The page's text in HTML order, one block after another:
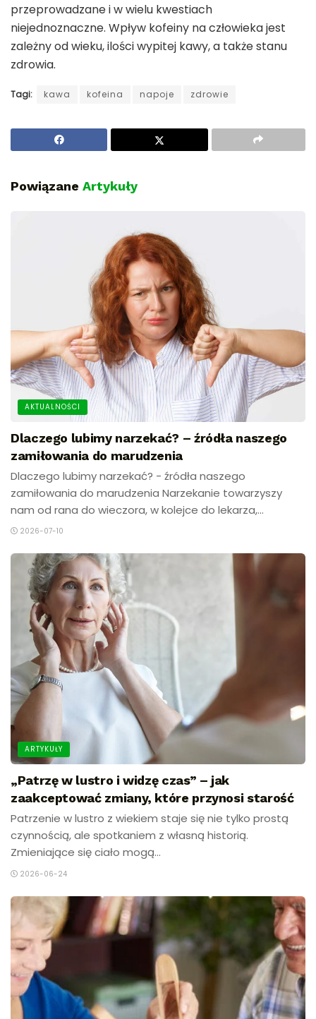
przeprowadzane i w wielu kwestiach
niejednoznaczne. Wpływ kofeiny na człowieka jest
zależny od wieku, ilości wypitej kawy, a także stanu
zdrowia.
Tagi: kawa kofeina napoje zdrowie
Powiązane Artykuły
AKTUALNOŚCI
Dlaczego lubimy narzekać? – źródła naszego
zamiłowania do marudzenia
Dlaczego lubimy narzekać? - źródła naszego
zamiłowania do marudzenia Narzekanie towarzyszy
nam od rana do wieczora, w kolejce do lekarza,...
2026-07-10
ARTYKUŁY
„Patrzę w lustro i widzę czas” – jak
zaakceptować zmiany, które przynosi starość
Patrzenie w lustro z wiekiem staje się nie tylko prostą
czynnością, ale spotkaniem z własną historią.
Zmieniające się ciało mogą...
2026-06-24